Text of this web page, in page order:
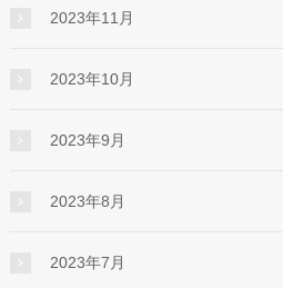
2023年11月
2023年10月
2023年9月
2023年8月
2023年7月